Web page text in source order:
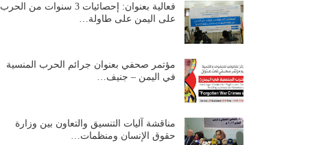
فعالية بعنوان: إحصائيات 3 سنوات من الحرب
على اليمن على طاولة…
مؤتمر صحفي بعنوان جرائم الحرب المنسية
في اليمن – جنيف…
مناقشة آليات التنسيق والتعاون بين وزارة
حقوق الإنسان ومنظمات…